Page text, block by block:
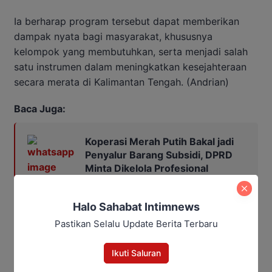
Ia berharap program tersebut dapat memberikan
dampak nyata bagi masyarakat, khususnya
kelompok yang membutuhkan, serta menjadi salah
satu instrumen dalam meningkatkan kesejahteraan
secara merata di Kalimantan Tengah. (Andrian)
Baca Juga:
Koperasi Merah Putih Bakal jadi
Penyalur Barang Subsidi, DPRD
Minta Dikelola Profesional
Halo Sahabat Intimnews
Pastikan Selalu Update Berita Terbaru
Ikuti Saluran